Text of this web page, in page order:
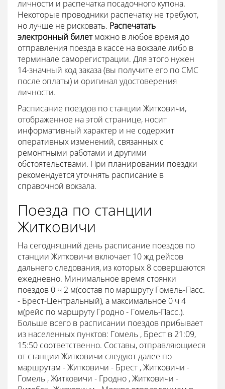
личности и распечатка посадочного купона.
Некоторые проводники распечатку не требуют,
но лучше не рисковать. Распечатать
электронный билетможно в любое время до
отправления поезда в кассе на вокзале либо в
терминале саморегистрации. Для этого нужен
14-значный код заказа (вы получите его по СМС
после оплаты) и оригинал удостоверения
личности.
Расписание поездов по станции Житковичи,
отображенное на этой странице, носит
информативный характер и не содержит
оперативных изменений, связанных с
ремонтными работами и другими
обстоятельствами. При планировании поездки
рекомендуется уточнять расписание в
справочной вокзала.
Поезда по станции
Житковичи
На сегодняшний день расписание поездов по
станции Житковичи включает 10 жд рейсов
дальнего следования, из которых 8 совершаются
ежедневно. Минимальное время стоянки
поездов 0 ч 2 м(состав по маршруту Гомель-Пасс.
- Брест-Центральный), а максимальное 0 ч 4
м(рейс по маршруту Гродно - Гомель-Пасс.).
Больше всего в расписании поездов прибывает
из населенных пунктов: Гомель , Брест в 21:09,
15:50 соответственно. Составы, отправляющиеся
от станции Житковичи следуют далее по
маршрутам - Житковичи - Брест , Житковичи -
Гомель , Житковичи - Гродно , Житковичи -